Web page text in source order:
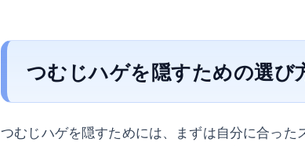
つむじハゲを隠すための選び
つむじハゲを隠すためには、まずは自分に合っ